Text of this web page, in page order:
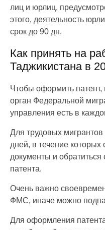
лиц и юрлиц,
этого, деятельность
срок до 90 дн.
Как принять на
Таджикистана в
Чтобы оформить патент,
орган Федеральной
управления есть в
Для трудовых
дней, в течение
документы и
патента.
Очень важно
ФМС, иначе можно
Для оформления